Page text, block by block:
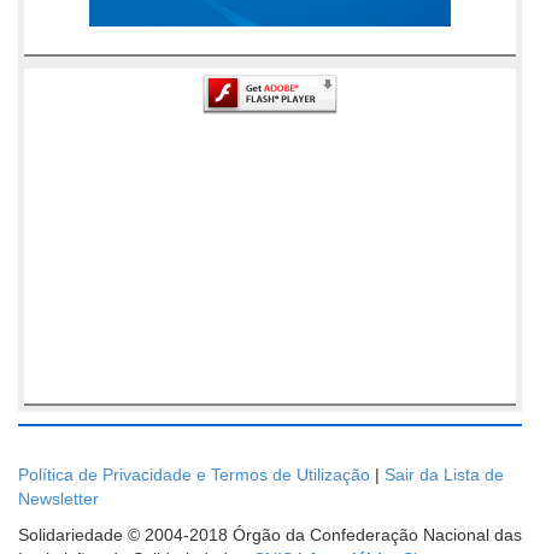
Política de Privacidade e Termos de Utilização | Sair da Lista de
Newsletter
Solidariedade © 2004-2018 Órgão da Confederação Nacional das